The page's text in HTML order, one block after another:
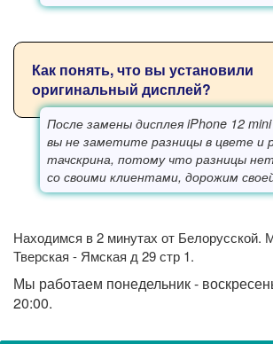
Как понять, что вы установили
оригинальный дисплей?
После замены дисплея iPhone 12
вы не заметите разницы в цвете и
тачскрина, потому что разницы
со своими клиентами, дорожим
Находимся в 2 минутах от Белорусской.
Тверская - Ямская д 29 стр 1.
Мы работаем понедельник -
20:00.